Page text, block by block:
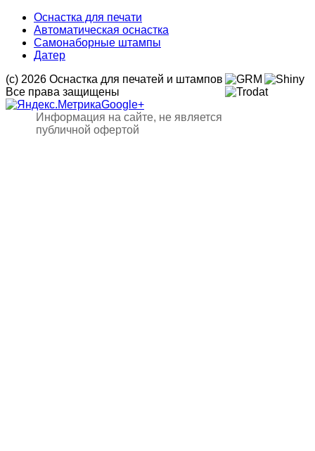
Оснастка для печати
Автоматическая оснастка
Самонаборные штампы
Датер
(с) 2026 Оснастка для печатей и штампов
Все права защищены
Google+
Информация на сайте, не является
публичной офертой